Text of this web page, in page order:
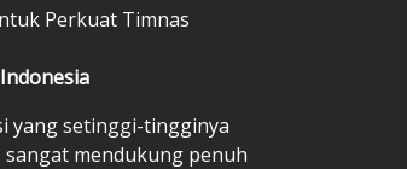
Perkuat Timnas
yang setinggi-tingginya
sangat mendukung penuh